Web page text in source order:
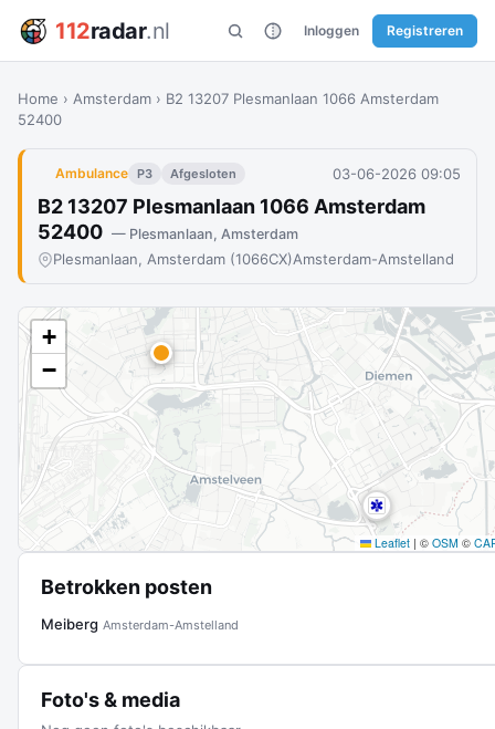
112radar.nl Inloggen Registreren
Home › Amsterdam › B2 13207 Plesmanlaan 1066 Amsterdam
52400
Ambulance P3 Afgesloten 03-06-2026 09:05
B2 13207 Plesmanlaan 1066 Amsterdam
52400 — Plesmanlaan, Amsterdam
Plesmanlaan, Amsterdam (1066CX)Amsterdam-Amstelland
+
−
Leaflet | © OSM ©
Betrokken posten
Meiberg Amsterdam-Amstelland
Foto's & media